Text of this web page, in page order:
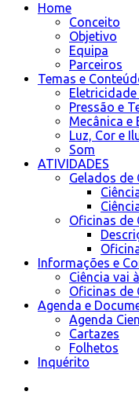
Home
Conceito
Objetivo
Equipa
Parceiros
Temas e
Pressão e
Mecânica e
Luz, Cor e
Som
ATIVIDADES
Gelados de
Oficinas de
Informações e
Ciência vai
Oficinas de
Agenda e
Agenda
Cartazes
Folhetos
Inquérito